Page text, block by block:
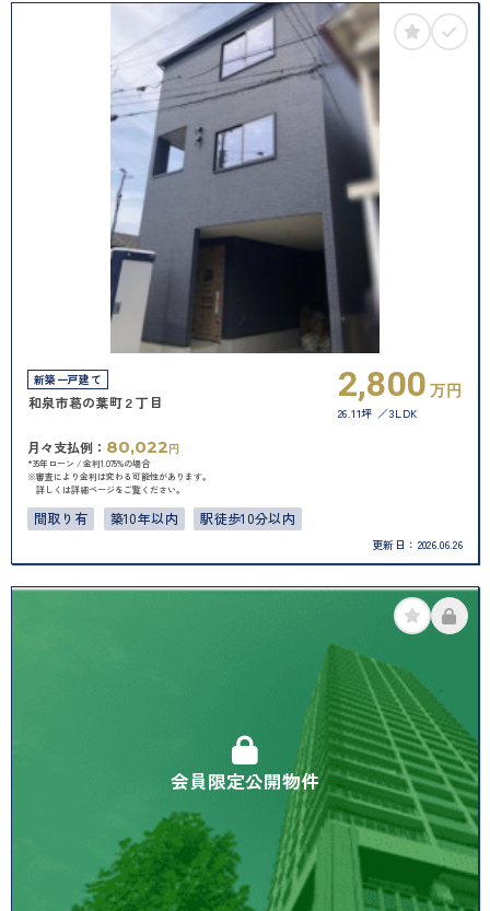
新築一戸建て
和泉市葛の葉町２丁目 2,800 万円
26.11坪 3LDK
月々支払例： 80,022円
*35年ローン / 金利1.075%の場合
※審査により金利は変わる可能性があります。
詳しくは詳細ページをご覧ください。
間取り有 築10年以内 駅徒歩10分以内
更新日： 2026.06.26
会員限定公開物件